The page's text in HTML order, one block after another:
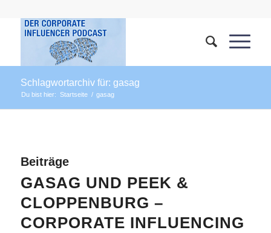
Schlagwortarchiv für: gasag
Du bist hier: Startseite / gasag
Beiträge
GASAG UND PEEK &
CLOPPENBURG –
CORPORATE INFLUENCING